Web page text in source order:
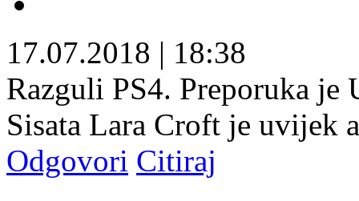
17.07.2018 | 18:38
Razguli PS4. Preporuka je
Sisata Lara Croft je uvijek
Odgovori Citiraj